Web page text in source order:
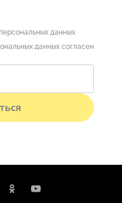
данных
данных согласен